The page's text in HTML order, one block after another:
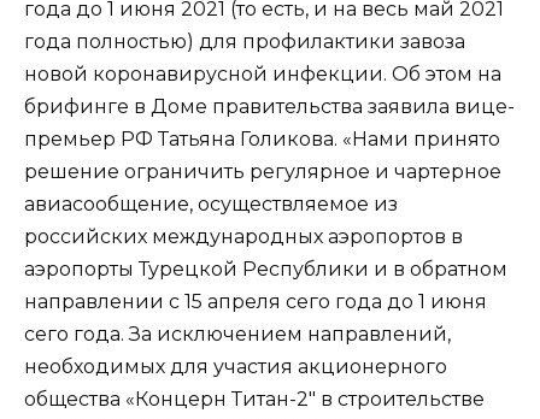
года до 1 июня 2021 (то есть, и на весь май 2021
года полностью) для профилактики завоза
новой коронавирусной инфекции. Об этом на
брифинге в Доме правительства заявила вице-
премьер РФ Татьяна Голикова. «Нами принято
решение ограничить регулярное и чартерное
авиасообщение, осуществляемое из
российских международных аэропортов в
аэропорты Турецкой Республики и в обратном
направлении с 15 апреля сего года до 1 июня
сего года. За исключением направлений,
необходимых для участия акционерного
общества «Концерн Титан-2″ в строительстве